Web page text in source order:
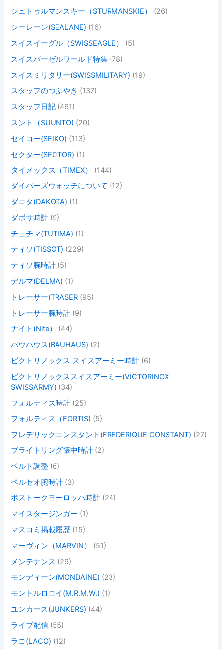
シュトゥルマンスキー（STURMANSKIE）
(26)
シーレーン(SEALANE) (16)
スイスイーグル（SWISSEAGLE）
(5)
スイスバーゼルワールド特集 (78)
スイスミリタリー(SWISSMILITARY) (19)
スタッフのつぶやき (137)
スタッフ日記 (461)
スント（SUUNTO) (20)
セイコー(SEIKO) (113)
セクター(SECTOR) (1)
タイメックス（TIMEX）
(144)
ダイバーズウォッチについて (12)
ダコタ(DAKOTA) (1)
ダボサ時計 (9)
チュチマ(TUTIMA) (1)
ティソ(TISSOT) (229)
ティソ腕時計 (5)
デルマ(DELMA) (1)
トレーサー(TRASER (95)
トレーサー腕時計 (9)
ナイト(Nite）
(44)
バウハウス(BAUHAUS) (2)
ビクトリノックス スイスアーミー時計 (6)
ビクトリノックススイスアーミー(VICTORINOX
SWISSARMY) (34)
フォルティス時計 (25)
フォルティス（FORTIS) (5)
フレデリックコンスタント(FREDERIQUE CONSTANT) (27)
ブライトリング懐中時計 (2)
ベルト調整 (6)
ペルセオ腕時計 (3)
ボストークヨーロッパ時計 (24)
マイスタージンガー (1)
マスコミ掲載履歴 (15)
マーヴィン（MARVIN）
(51)
メンテナンス (29)
モンディーン(MONDAINE) (23)
モントルロロイ(M.R.M.W.) (1)
ユンカース(JUNKERS) (44)
ライブ配信 (55)
ラコ(LACO) (12)